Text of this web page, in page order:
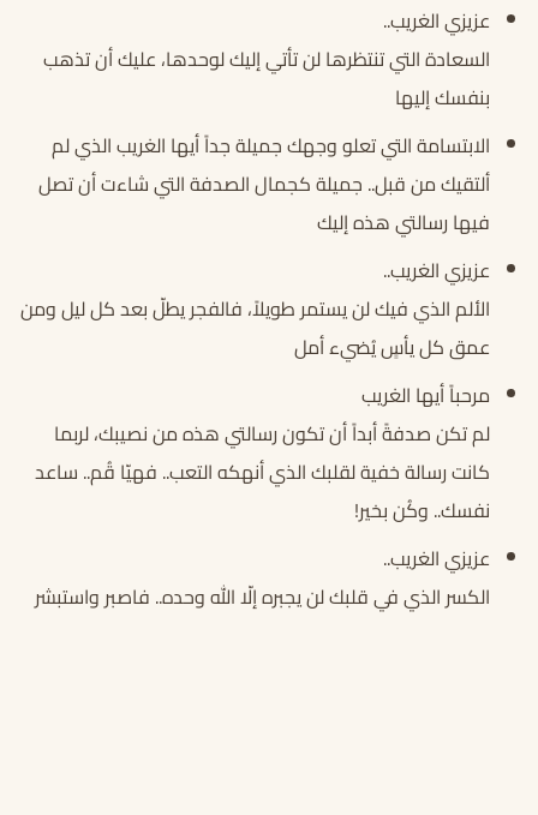
عزيزي الغريب..
السعادة التي تنتظرها لن تأتي إليك لوحدها، عليك أن تذهب
بنفسك إليها
الابتسامة التي تعلو وجهك جميلة جداً أيها الغريب الذي لم
ألتقيك من قبل.. جميلة كجمال الصدفة التي شاءت أن تصل
فيها رسالتي هذه إليك
عزيزي الغريب..
الألم الذي فيك لن يستمر طويلاً، فالفجر يطلّ بعد كل ليل ومن
عمق كل يأسٍ يُضيء أمل
مرحباً أيها الغريب
لم تكن صدفةً أبداً أن تكون رسالتي هذه من نصيبك، لربما
كانت رسالة خفية لقلبك الذي أنهكه التعب.. فهيّا قُم.. ساعد
نفسك.. وكُن بخير!
عزيزي الغريب..
الكسر الذي في قلبك لن يجبره إلّا الله وحده.. فاصبر واستبشر